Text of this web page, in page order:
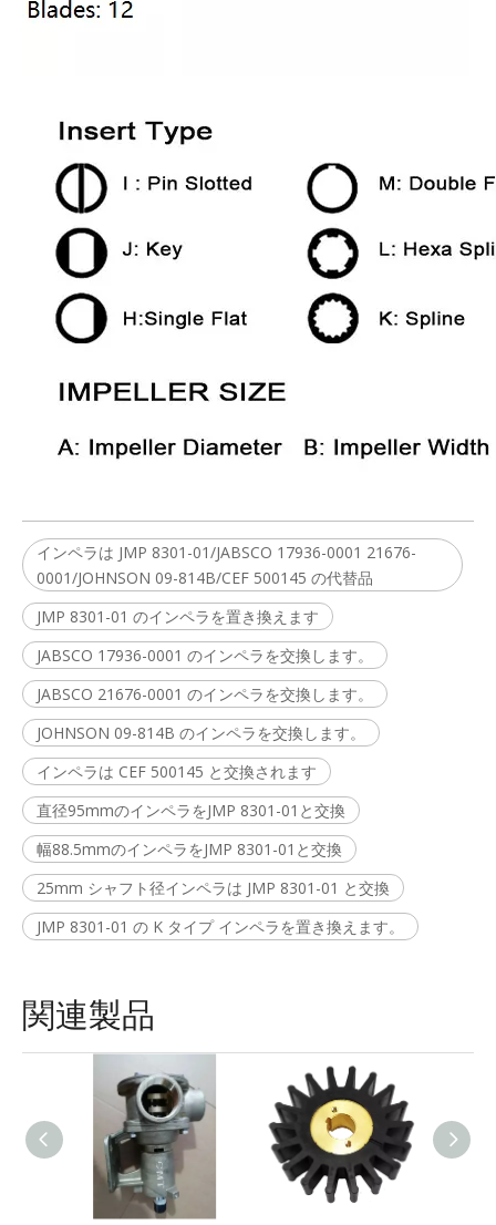
インペラは JMP 8301-01/JABSCO 17936-0001 21676-
0001/JOHNSON 09-814B/CEF 500145 の代替品
JMP 8301-01 のインペラを置き換えます
JABSCO 17936-0001 のインペラを交換します。
JABSCO 21676-0001 のインペラを交換します。
JOHNSON 09-814B のインペラを交換します。
インペラは CEF 500145 と交換されます
直径95mmのインペラをJMP 8301-01と交換
幅88.5mmのインペラをJMP 8301-01と交換
25mm シャフト径インペラは JMP 8301-01 と交換
JMP 8301-01 の K タイプ インペラを置き換えます。
関連製品